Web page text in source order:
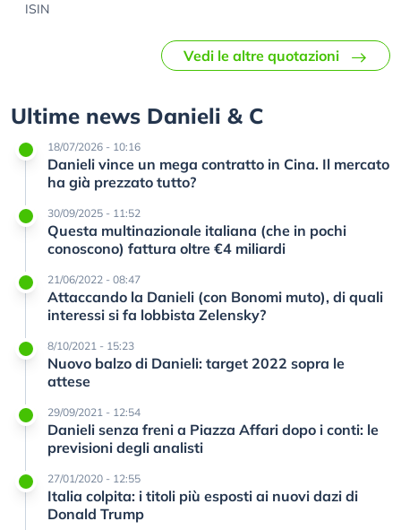
ISIN
Vedi le altre quotazioni
Ultime news Danieli & C
18/07/2026 - 10:16
Danieli vince un mega contratto in Cina. Il mercato
ha già prezzato tutto?
30/09/2025 - 11:52
Questa multinazionale italiana (che in pochi
conoscono) fattura oltre €4 miliardi
21/06/2022 - 08:47
Attaccando la Danieli (con Bonomi muto), di quali
interessi si fa lobbista Zelensky?
8/10/2021 - 15:23
Nuovo balzo di Danieli: target 2022 sopra le
attese
29/09/2021 - 12:54
Danieli senza freni a Piazza Affari dopo i conti: le
previsioni degli analisti
27/01/2020 - 12:55
Italia colpita: i titoli più esposti ai nuovi dazi di
Donald Trump